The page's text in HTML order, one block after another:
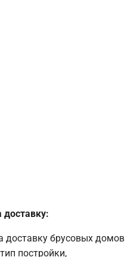
доставку:
доставку брусовых домов
постройки,